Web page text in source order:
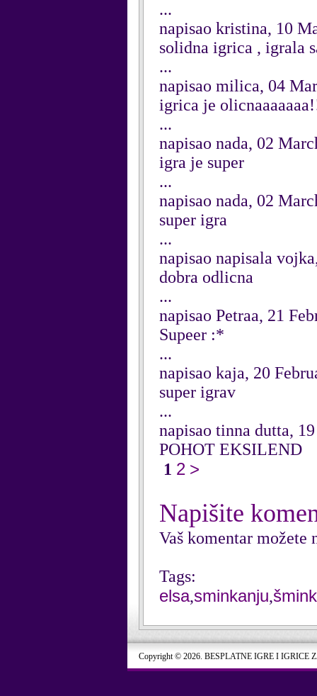
...
napisao kristina, 10
solidna igrica , igrala
...
napisao milica, 04
igrica je
...
napisao nada, 02
igra je super
...
napisao nada, 02
super igra
...
napisao napisala
dobra odlicna
...
napisao Petraa, 21
Supeer :*
...
napisao kaja, 20
super igrav
...
napisao tinna dutta,
POHOT EKSILEND
1 2 >
Napišite
Vaš komentar možete
Tags:
elsa,sminkanju,
Copyright © 2026. BESPLATNE IGRE I IGRICE